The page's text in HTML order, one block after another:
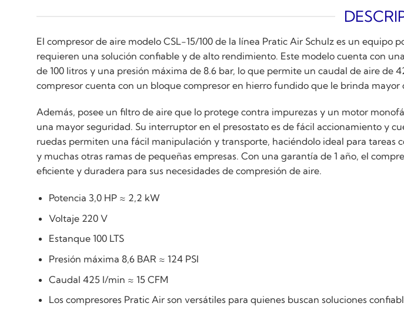
El compresor de aire modelo CSL-15/100 de la línea Pratic Air Schulz es un
requieren una solución confiable y de alto rendimiento. Este modelo cuenta con
de 100 litros y una presión máxima de 8.6 bar, lo que permite un caudal de aire
compresor cuenta con un bloque compresor en hierro fundido que le brinda mayor
Además, posee un filtro de aire que lo protege contra impurezas y un motor
una mayor seguridad. Su interruptor en el presostato es de fácil accionamiento y
ruedas permiten una fácil manipulación y transporte, haciéndolo ideal para tareas
y muchas otras ramas de pequeñas empresas. Con una garantía de 1 año, el
eficiente y duradera para sus necesidades de compresión de aire.
Potencia 3,0 HP ≈ 2,2 kW
Voltaje 220 V
Estanque 100 LTS
Presión máxima 8,6 BAR ≈ 124 PSI
Caudal 425 l/min ≈ 15 CFM
Los compresores Pratic Air son versátiles para quienes buscan soluciones